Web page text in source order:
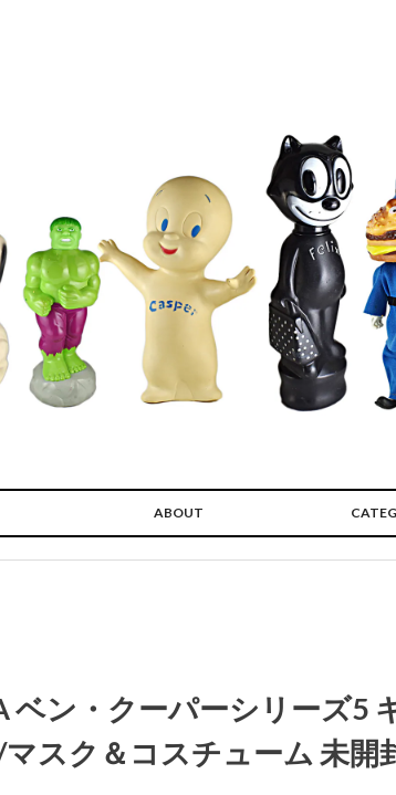
ABOUT
ベン・クーパーシリーズ5
マスク＆コスチューム 未開